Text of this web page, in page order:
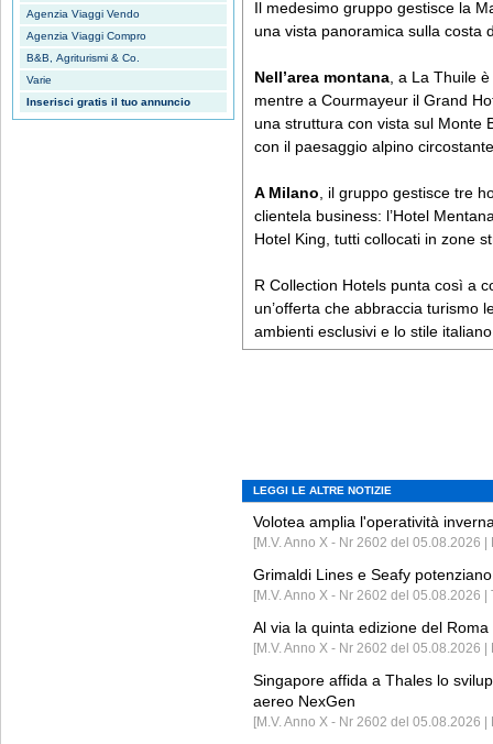
Agenzia Viaggi Vendo
Agenzia Viaggi Compro
B&B, Agriturismi & Co.
Varie
Inserisci gratis il tuo annuncio
Il medesimo gruppo gestisce la
una vista panoramica sulla costa
Nell’area montana , a La Thuile
mentre a Courmayeur il Grand
una struttura con vista sul Monte
con il paesaggio alpino
A Milano , il gruppo gestisce tre
clientela business: l’Hotel
Hotel King, tutti collocati in zone
R Collection Hotels punta così a
un’offerta che abbraccia turismo
ambienti esclusivi e lo stile
LEGGI LE ALTRE NOTIZIE
Volotea amplia l'operatività
[M.V. Anno X - Nr 2602 del 05.08.2026 |
Grimaldi Lines e Seafy
[M.V. Anno X - Nr 2602 del 05.08.2026 |
Al via la quinta edizione del
[M.V. Anno X - Nr 2602 del 05.08.2026 |
Singapore affida a Thales lo
aereo NexGen
[M.V. Anno X - Nr 2602 del 05.08.2026